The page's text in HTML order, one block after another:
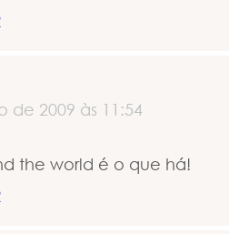
de 2009 às 11:54
the world é o que há!